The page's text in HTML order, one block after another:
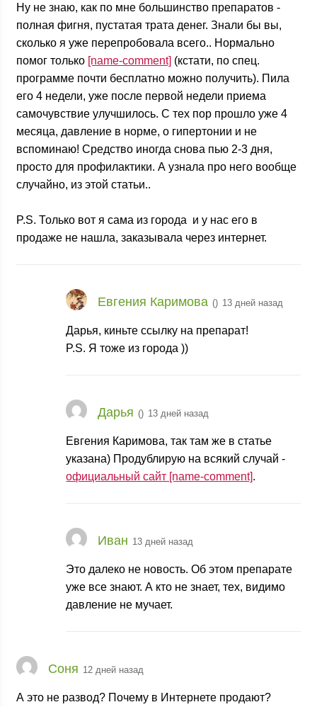
Ну не знаю, как по мне большинство препаратов -
полная фигня, пустатая трата денег. Знали бы вы,
сколько я уже перепробовала всего.. Нормально
помог только [name-comment] (кстати, по спец.
программе почти бесплатно можно получить). Пила
его 4 недели, уже после первой недели приема
самочувствие улучшилось. С тех пор прошло уже 4
месяца, давление в норме, о гипертонии и не
вспоминаю! Средство иногда снова пью 2-3 дня,
просто для профилактики. А узнала про него вообще
случайно, из этой статьи..
P.S. Только вот я сама из города и у нас его в
продаже не нашла, заказывала через интернет.
Евгения Каримова () 13 дней назад
Дарья, киньте ссылку на препарат!
P.S. Я тоже из города))
Дарья () 13 дней назад
Евгения Каримова, так там же в статье
указана) Продублирую на всякий случай -
официальный сайт [name-comment].
Иван 13 дней назад
Это далеко не новость. Об этом препарате
уже все знают. А кто не знает, тех, видимо
давление не мучает.
Соня 12 дней назад
А это не развод? Почему в Интернете продают?